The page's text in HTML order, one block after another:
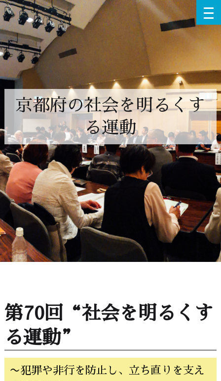
京都府の社会を明るくす
る運動
第70回“社会を明るくす
る運動”
〜犯罪や非行を防止し、立ち直りを支え